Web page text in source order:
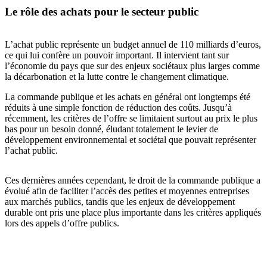
Le rôle des achats pour le secteur public
L’achat public représente un budget annuel de 110 milliards d’euros,
ce qui lui confère un pouvoir important. Il intervient tant sur
l’économie du pays que sur des enjeux sociétaux plus larges comme
la décarbonation et la lutte contre le changement climatique.
La commande publique et les achats en général ont longtemps été
réduits à une simple fonction de réduction des coûts. Jusqu’à
récemment, les critères de l’offre se limitaient surtout au prix le plus
bas pour un besoin donné, éludant totalement le levier de
développement environnemental et sociétal que pouvait représenter
l’achat public.
Ces dernières années cependant, le droit de la commande publique a
évolué afin de faciliter l’accès des petites et moyennes entreprises
aux marchés publics, tandis que les enjeux de développement
durable ont pris une place plus importante dans les critères appliqués
lors des appels d’offre publics.